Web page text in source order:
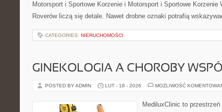
Motorsport i Sportowe Korzenie i Motorsport i Sportowe Korzenie
Roverów liczą się detale. Nawet drobne oznaki potrafią
CATEGORIES: NIERUCHOMOŚCI
GINEKOLOGIA A CHOROBY
POSTED BY ADMIN LUT - 18 - 2026 MOŻLIWOŚĆ
MediluxClinic to